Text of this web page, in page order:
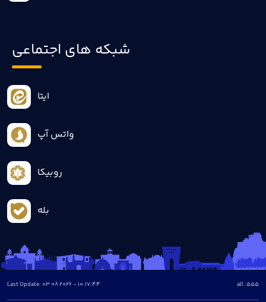
شبکه های اجتماعی
ایتا
واتس آپ
روبیکا
بله
Last Update: 03 08 2026 - 10:17:44 all :555